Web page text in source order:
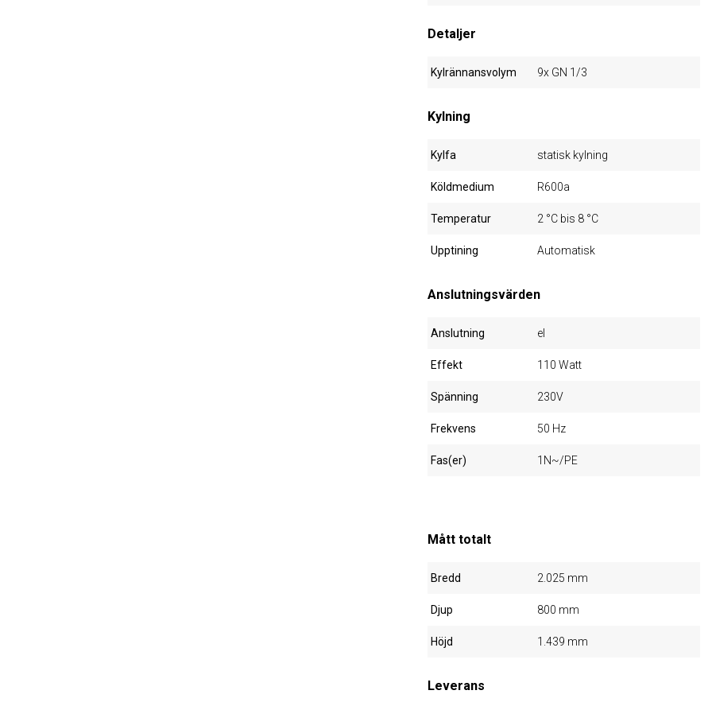
Detaljer
Kylrännansvolym 9x GN 1/3
Kylning
Kylfa statisk kylning
Köldmedium R600a
Temperatur 2 °C bis 8 °C
Upptining Automatisk
Anslutningsvärden
Anslutning el
Effekt 110 Watt
Spänning 230V
Frekvens 50 Hz
Fas(er) 1N~/PE
Mått totalt
Bredd 2.025 mm
Djup 800 mm
Höjd 1.439 mm
Leverans